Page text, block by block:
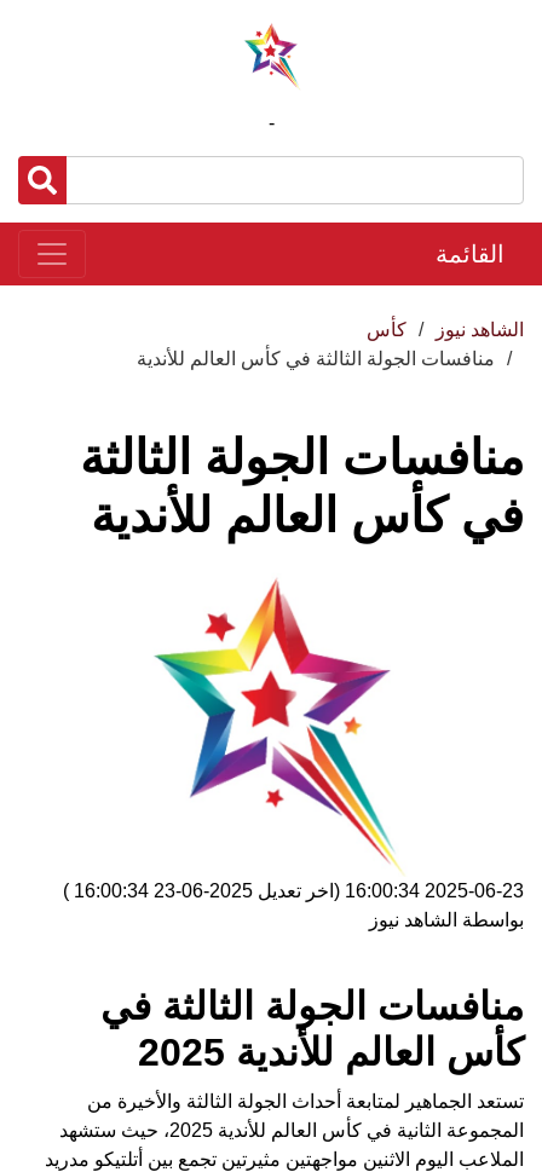
-
القائمة
الشاهد نيوز
كأس
منافسات الجولة الثالثة في كأس العالم للأندية
منافسات الجولة الثالثة
في كأس العالم للأندية
2025-06-23 16:00:34 (اخر تعديل 2025-06-23 16:00:34
)
بواسطة الشاهد نيوز
منافسات الجولة الثالثة في
كأس العالم للأندية 2025
تستعد الجماهير لمتابعة أحداث الجولة الثالثة والأخيرة من
المجموعة الثانية في كأس العالم للأندية 2025، حيث ستشهد
الملاعب اليوم الاثنين مواجهتين مثيرتين تجمع بين أتلتيكو مدريد